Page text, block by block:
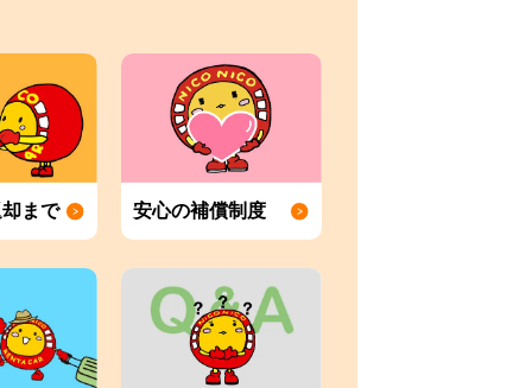
まで 安心の補償制度